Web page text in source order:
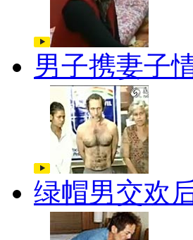
男子携妻子
绿帽男交欢